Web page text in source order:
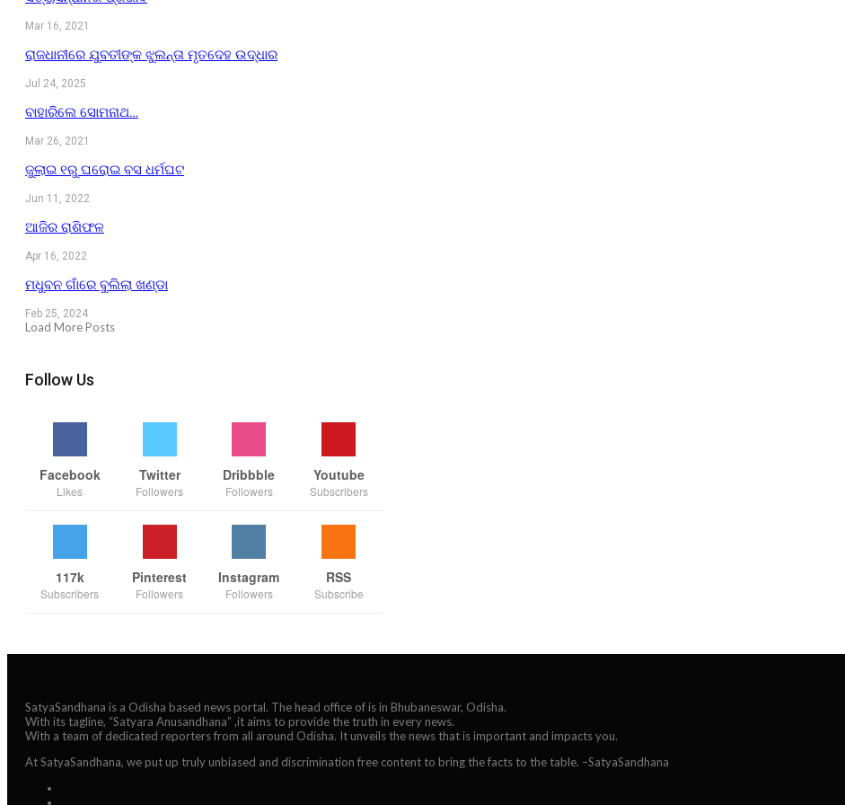
Mar 16, 2021
ରାଜଧାନୀରେ ଯୁବତୀଙ୍କ ଝୁଲନ୍ତା ମୃତଦେହ ଉଦ୍ଧାର
Jul 24, 2025
ବାହାରିଲେ ସୋମନାଥ…
Mar 26, 2021
ଜୁଲାଇ ୧ରୁ ଘରୋଇ ବସ ଧର୍ମଘଟ
Jun 11, 2022
ଆଜିର ରାଶିଫଳ
Apr 16, 2022
ମଧୁବନ ଗାଁରେ ବୁଲିଲା ଖଣ୍ଡା
Feb 25, 2024
Load More Posts
Follow Us
Facebook
Likes
Twitter
Followers
Dribbble
Followers
Youtube
Subscribers
117k
Subscribers
Pinterest
Followers
Instagram
Followers
RSS
Subscribe
SatyaSandhana is a Odisha based news portal. The head office of is in Bhubaneswar, Odisha.
With its tagline, “Satyara Anusandhana” ,it aims to provide the truth in every news.
With a team of dedicated reporters from all around Odisha. It unveils the news that is important and impacts you.
At SatyaSandhana, we put up truly unbiased and discrimination free content to bring the facts to the table. –SatyaSandhana